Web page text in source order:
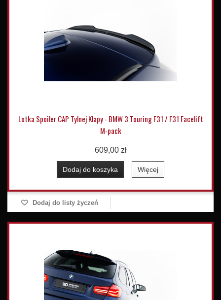
Lotka Spoiler CAP Tylnej Klapy - BMW 3 Touring F31 / F31 Facelift
M-pack
609,00 zł
Dodaj do koszyka Więcej
Dodaj do listy życzeń